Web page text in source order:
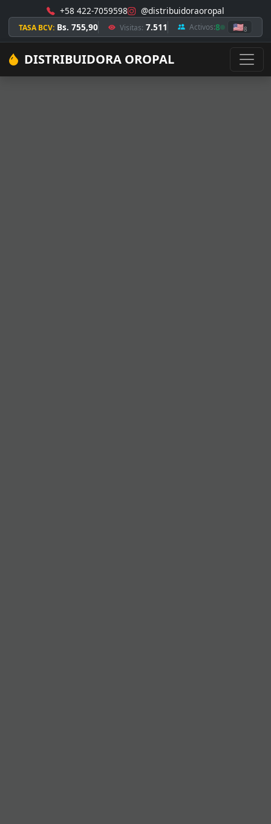
+58 422-7059598 @distribuidoraoropal
TASA BCV: Bs. 755,90 Visitas: 7.511 Activos:8 🇺🇸8
DISTRIBUIDORA OROPAL